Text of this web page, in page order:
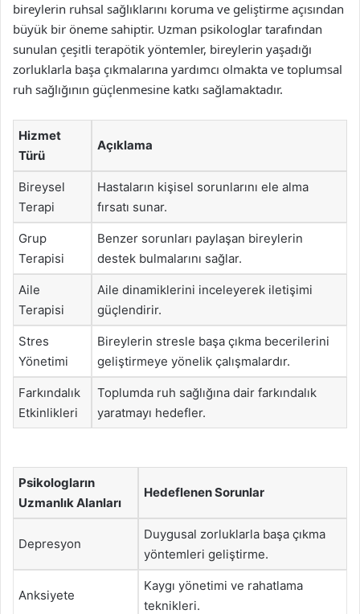
bireylerin ruhsal sağlıklarını koruma ve geliştirme açısından
büyük bir öneme sahiptir. Uzman psikologlar tarafından
sunulan çeşitli terapötik yöntemler, bireylerin yaşadığı
zorluklarla başa çıkmalarına yardımcı olmakta ve toplumsal
ruh sağlığının güçlenmesine katkı sağlamaktadır.
Hizmet
Türü
Açıklama
Bireysel
Terapi
Hastaların kişisel sorunlarını ele alma
fırsatı sunar.
Grup
Terapisi
Benzer sorunları paylaşan bireylerin
destek bulmalarını sağlar.
Aile
Terapisi
Aile dinamiklerini inceleyerek iletişimi
güçlendirir.
Stres
Yönetimi
Bireylerin stresle başa çıkma becerilerini
geliştirmeye yönelik çalışmalardır.
Farkındalık
Etkinlikleri
Toplumda ruh sağlığına dair farkındalık
yaratmayı hedefler.
Psikologların
Uzmanlık Alanları
Hedeflenen Sorunlar
Depresyon
Duygusal zorluklarla başa çıkma
yöntemleri geliştirme.
Anksiyete
Kaygı yönetimi ve rahatlama
teknikleri.